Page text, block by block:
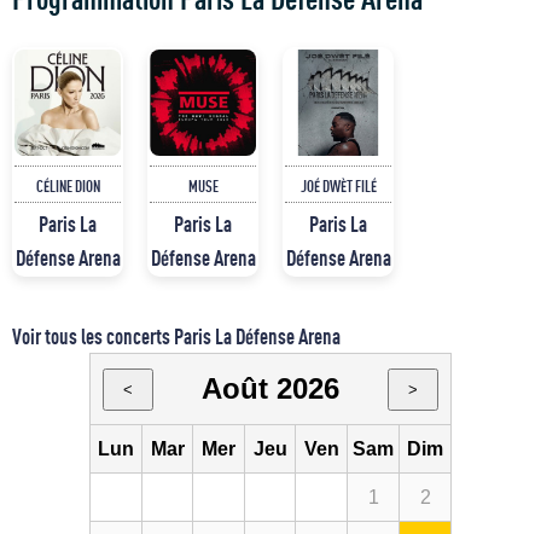
CÉLINE DION
Paris La
Défense Arena
MUSE
Paris La
Défense Arena
JOÉ DWÈT FILÉ
Paris La
Défense Arena
Voir tous les concerts Paris La Défense Arena
< Août 2026 >
Lun Mar Mer Jeu Ven Sam Dim
1 2